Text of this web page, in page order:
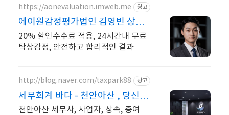
https://aonevaluation.imweb.me 광고
에이원감정평가법인 김영빈 상속
증여세 절세
20% 할인수수료 적용, 24시간내 무료
탁상감정, 안전하고 합리적인 결과
http://blog.naver.com/taxpark88 광고
세무회계 바다 - 천안아산 , 당신의
친절한 절세파트너
천안아산 세무사, 사업자, 상속, 증여